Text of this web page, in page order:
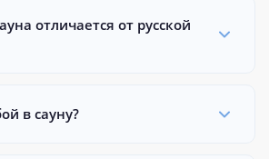
отличается от русской
в сауну?